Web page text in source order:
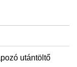
utántöltő